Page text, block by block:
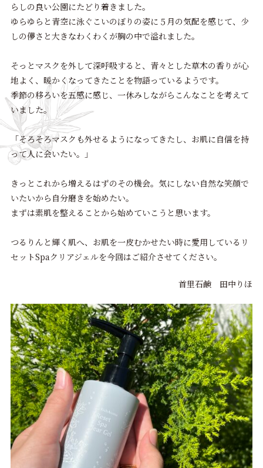
らしの良い公園にたどり着きました。
ゆらゆらと青空に泳ぐこいのぼりの姿に５月の気配を感じて、少
しの儚さと大きなわくわくが胸の中で溢れました。
そっとマスクを外して深呼吸すると、青々とした草木の香りが心
地よく、暖かくなってきたことを物語っているようです。
季節の移ろいを五感に感じ、一休みしながらこんなことを考えて
いました。
「そろそろマスクも外せるようになってきたし、お肌に自信を持
って人に会いたい。」
きっとこれから増えるはずのその機会。気にしない自然な笑顔で
いたいから自分磨きを始めたい。
まずは素肌を整えることから始めていこうと思います。
つるりんと輝く肌へ、お肌を一皮むかせたい時に愛用しているリ
セットSpaクリアジェルを今回はご紹介させてください。
首里石鹸 田中りほ